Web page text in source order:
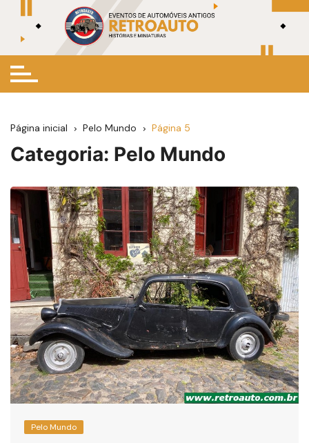
conteúdo
Página inicial Pelo Mundo Página 5
Categoria: Pelo Mundo
Pelo Mundo